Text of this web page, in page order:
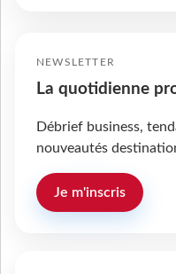
NEWSLETTER
La quotidienne
Débrief business,
nouveautés
Je m'inscris